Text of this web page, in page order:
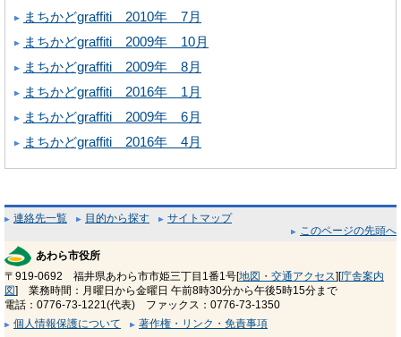
まちかどgraffiti 2010年 7月
まちかどgraffiti 2009年 10月
まちかどgraffiti 2009年 8月
まちかどgraffiti 2016年 1月
まちかどgraffiti 2009年 6月
まちかどgraffiti 2016年 4月
連絡先一覧 目的から探す
サイトマップ
このページの先頭へ
あわら市役所
〒919-0692 福井県あわら市市姫三丁目1番1号[地図・交通アクセス][庁舎案内
図] 業務時間：月曜日から金曜日 午前8時30分から午後5時15分まで
電話：0776-73-1221(代表) ファックス：0776-73-1350
個人情報保護について
著作権・リンク・免責事項